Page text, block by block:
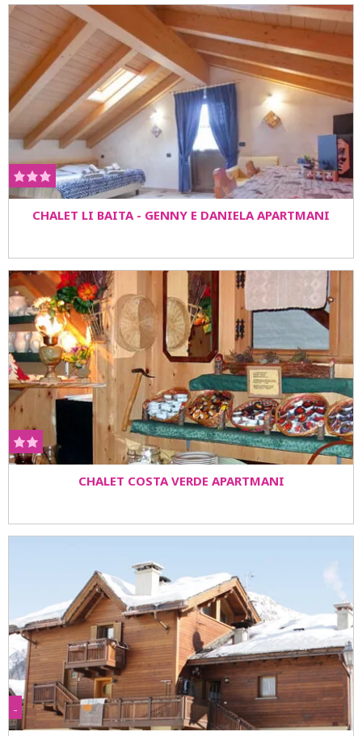
tunel Karavanke – Lienz – Sillian – Brunico –
Bressanone - Bolzano – Merano – Malles (Švajcarska)
– prelaz Livigno (otvoren je samo po danu) (1.060km)
CHALET LI BAITA - GENNY E DANIELA APARTMANI
CHALET COSTA VERDE APARTMANI
-